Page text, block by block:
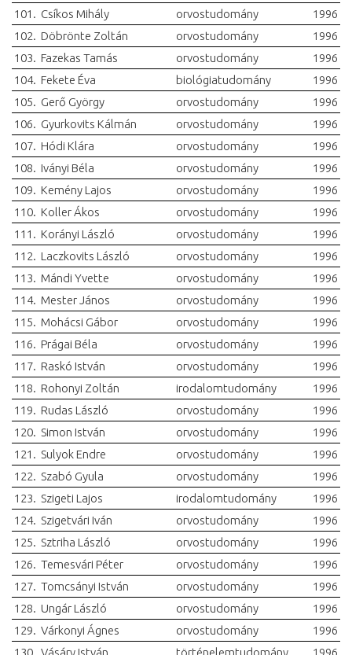
101. Csíkos Mihály orvostudomány
1996
102. Döbrönte Zoltán orvostudomány
1996
103. Fazekas Tamás orvostudomány
1996
104. Fekete Éva biológiatudomány
1996
105. Gerő György orvostudomány
1996
106. Gyurkovits Kálmán orvostudomány
1996
107. Hódi Klára orvostudomány
1996
108. Iványi Béla orvostudomány
1996
109. Kemény Lajos orvostudomány
1996
110. Koller Ákos orvostudomány
1996
111. Korányi László orvostudomány
1996
112. Laczkovits László orvostudomány
1996
113. Mándi Yvette orvostudomány
1996
114. Mester János orvostudomány
1996
115. Mohácsi Gábor orvostudomány
1996
116. Prágai Béla orvostudomány
1996
117. Raskó István orvostudomány
1996
118. Rohonyi Zoltán irodalomtudomány
1996
119. Rudas László orvostudomány
1996
120. Simon István orvostudomány
1996
121. Sulyok Endre orvostudomány
1996
122. Szabó Gyula orvostudomány
1996
123. Szigeti Lajos irodalomtudomány
1996
124. Szigetvári Iván orvostudomány
1996
125. Sztriha László orvostudomány
1996
126. Temesvári Péter orvostudomány
1996
127. Tomcsányi István orvostudomány
1996
128. Ungár László orvostudomány
1996
129. Várkonyi Ágnes orvostudomány
1996
130. Vásáry István történelemtudomány
1996